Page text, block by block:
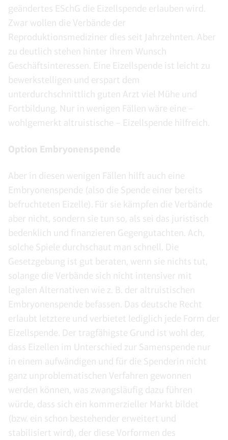
geändertes ESchG die Eizellspende erlauben wird.
Zwar wollen die Verbände der
Reproduktionsmediziner dies seit Jahrzehnten. Aber
zu deutlich stehen hinter ihrem Wunsch
Geschäftsinteressen. Eine Eizellspende ist leicht zu
bewerkstelligen und erspart dem
unterdurchschnittlich guten Arzt viel Mühe und
Fortbildung. Nur in wenigen Fällen wäre eine –
wohlgemerkt altruistische – Eizellspende hilfreich.
Option Embryonenspende
Aber in diesen wenigen Fällen hilft auch eine
Embryonenspende (also die Spende einer bereits
befruchteten Eizelle). Für sie kämpfen die Verbände
aber nicht, sondern sie tun so, als sei das juristisch
bedenklich und finanzieren Gegengutachten. Ach,
solche Spiele durchschaut man schnell. Die
Gesetzgebung ist gut beraten, wenn sie nichts tut,
solange die Verbände sich nicht intensiver mit
legalen Alternativen wie z. B. der altruistischen
Embryonenspende befassen. Das deutsche Recht
erlaubt letztere und verbietet lediglich jede Form der
Eizellspende. Der tragfähigste Grund ist wohl der,
dass Eizellen im Unterschied zur Samenspende nur
in einem aufwändigen und für die Spenderin nicht
ganz unproblematischen Verfahren gewonnen
werden können, was zwangsläufig dazu führen
würde, dass sich ein kommerzieller Markt bildet
(bzw. ein schon bestehender erweitert und
stabilisiert wird), der diese Vorformen des